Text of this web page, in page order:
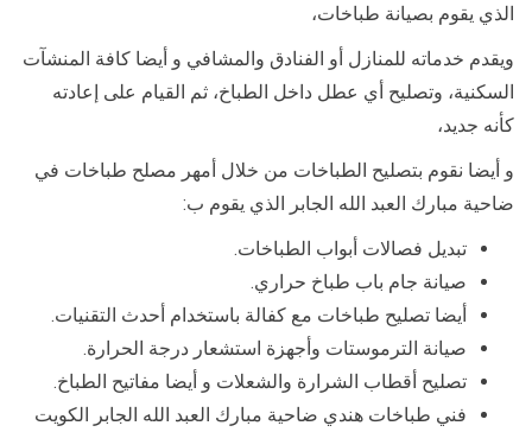
الذي يقوم بصيانة طباخات،
ويقدم خدماته للمنازل أو الفنادق والمشافي و أيضا كافة المنشآت
السكنية، وتصليح أي عطل داخل الطباخ، ثم القيام على إعادته
كأنه جديد،
و أيضا نقوم بتصليح الطباخات من خلال أمهر مصلح طباخات في
ضاحية مبارك العبد الله الجابر الذي يقوم ب:
تبديل فصالات أبواب الطباخات.
صيانة جام باب طباخ حراري.
أيضا تصليح طباخات مع كفالة باستخدام أحدث التقنيات.
صيانة الترموستات وأجهزة استشعار درجة الحرارة.
تصليح أقطاب الشرارة والشعلات و أيضا مفاتيح الطباخ.
فني طباخات هندي ضاحية مبارك العبد الله الجابر الكويت